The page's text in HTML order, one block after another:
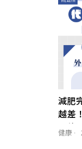
減肥
越差
更佳
健康 ·